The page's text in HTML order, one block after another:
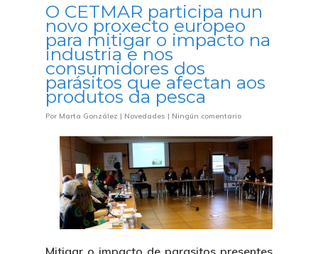
O CETMAR participa nun
novo proxecto europeo
para mitigar o impacto na
industria e nos
consumidores dos
parásitos que afectan aos
produtos da pesca
Por Marta González | Novedades | Ningún comentario
Mitigar o impacto de parasitos presentes